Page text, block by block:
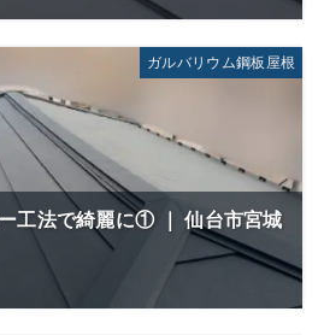
ガルバリウム鋼板屋根
工法で綺麗に① ｜ 仙台市宮城